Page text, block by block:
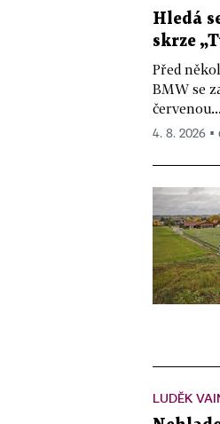
Hledá
skrze
Před
BMW se
červenou...
4. 8. 2026 ▪
LUDĚK